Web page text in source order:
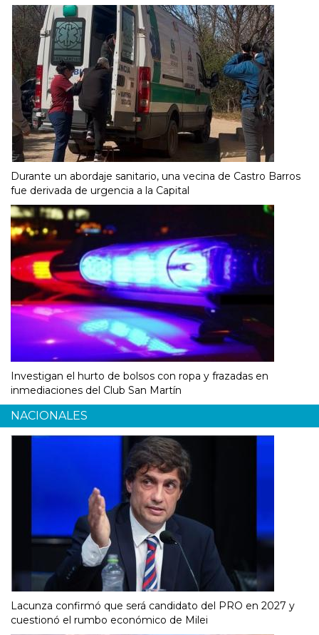
Durante un abordaje sanitario, una vecina de Castro Barros
fue derivada de urgencia a la Capital
Investigan el hurto de bolsos con ropa y frazadas en
inmediaciones del Club San Martín
NACIONALES
Lacunza confirmó que será candidato del PRO en 2027 y
cuestionó el rumbo económico de Milei